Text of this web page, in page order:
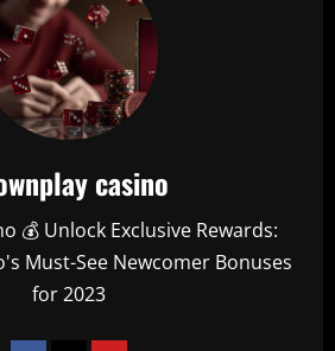
casino
💰 Unlock Exclusive Rewards:
Must-See Newcomer Bonuses
for 2023